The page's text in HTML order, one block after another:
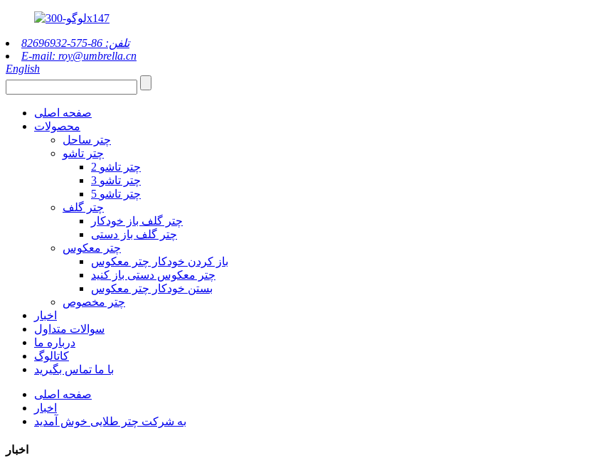
تلفن: 86-575-82696932
E-mail: roy@umbrella.cn
English
صفحه اصلی
محصولات
چتر ساحل
چتر تاشو
2 چتر تاشو
3 چتر تاشو
5 چتر تاشو
چتر گلف
چتر گلف باز خودکار
چتر گلف باز دستی
چتر معکوس
باز کردن خودکار چتر معکوس
چتر معکوس دستی باز کنید
بستن خودکار چتر معکوس
چتر مخصوص
اخبار
سوالات متداول
درباره ما
کاتالوگ
با ما تماس بگیرید
صفحه اصلی
اخبار
به شرکت چتر طلایی خوش آمدید
اخبار